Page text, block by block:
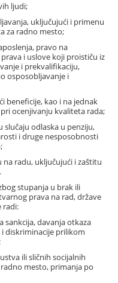
ljudi;
uključujući i primenu
za radno mesto;
pravo na
i uslove koji proističu iz
i prekvalifikaciju,
osposobljavanje i
beneficije, kao i na jednak
ocenjivanju kvaliteta rada;
slučaju odlaska u penziju,
i druge nesposobnosti
radu, uključujući i zaštitu
stupanja u brak ili
prava na rad, države
radi:
sankcija, davanja otkaza
diskriminacije prilikom
ili sličnih socijalnih
mesto, primanja po